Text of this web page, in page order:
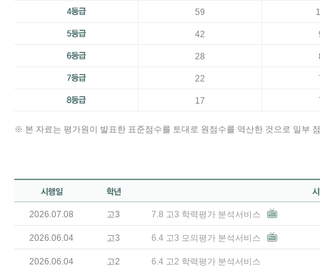
59
42
28
22
17
※ 본 자료는 평가원이 발표한 표준점수를 토대로 원점수를 역산한 것으로 일부
2026.07.08 고3 7.8 고3 학력평가 분석서비스
2026.06.04 고3 6.4 고3 모의평가 분석서비스
2026.06.04 고2 6.4 고2 학력평가 분석서비스